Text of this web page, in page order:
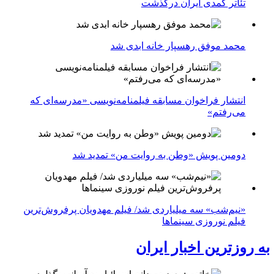
تئاتر کمدی ایران درگذشت
محمد موفق رهسپار خانه ابدی شد
انتشار فراخوان مسابقه فیلمنامه‌نویسی «مدرسه‌ای که
می‌رفتم»
دومین پویش «وطن به روایت من» تمدید شد
«نیم‌شب» سه میلیاردی شد/ فیلم مهدویان پرفروش‌ترین
فیلم نوروزی سینماها
به روزترین اخبار ایران